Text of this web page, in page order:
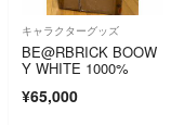
キャラクターグッズ
BE@RBRICK BOOW
Y WHITE 1000%
¥65,000